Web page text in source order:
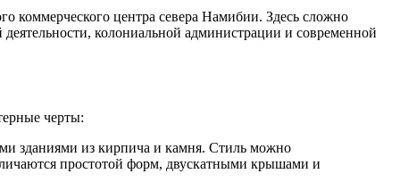
коммерческого центра севера Намибии. Здесь сложно
колониальной администрации и современной
черты:
зданиями из кирпича и камня. Стиль можно
простотой форм, двускатными крышами и